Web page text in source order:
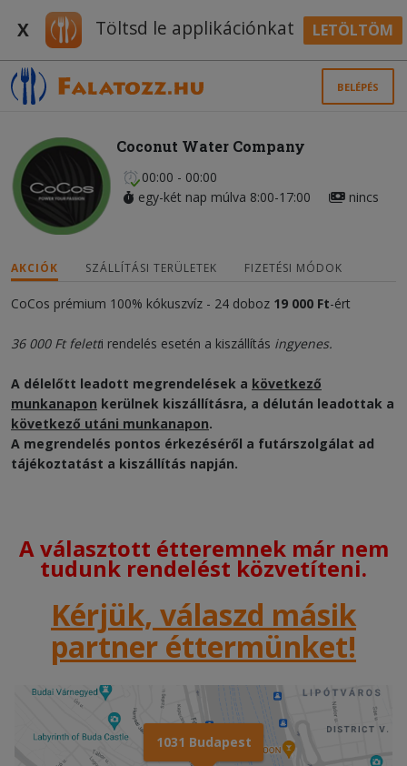
X Töltsd le applikációnkat LETÖLTÖM
BELÉPÉS
Coconut Water Company
00:00 - 00:00
egy-két nap múlva 8:00-17:00
nincs
AKCIÓK SZÁLLÍTÁSI TERÜLETEK FIZETÉSI MÓDOK
CoCos prémium 100% kókuszvíz - 24 doboz 19 000 Ft-ért
36 000 Ft feletti rendelés esetén a kiszállítás ingyenes.
A délelőtt leadott megrendelések a következő
munkanapon kerülnek kiszállításra, a délután leadottak a
következő utáni munkanapon.
A megrendelés pontos érkezéséről a futárszolgálat ad
tájékoztatást a kiszállítás napján.
A választott étteremnek már nem
tudunk rendelést közvetíteni.
Kérjük, válaszd másik
partner éttermünket!
1031 Budapest